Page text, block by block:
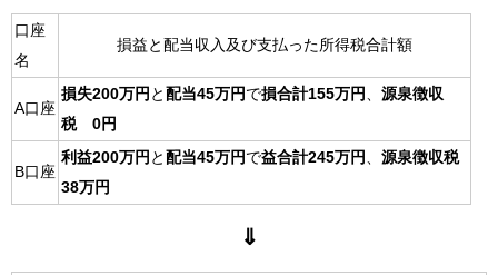
口座
名
損益と配当収入及び支払った所得税合計額
A口座
損失200万円 と 配当45万円 で損合計155万円
源泉徴収
税 0円
B口座
利益200万円 と 配当45万円 で益合計245万円
源泉徴収税
38万円
⇓